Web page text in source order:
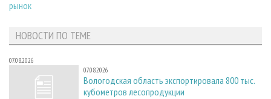
рынок
НОВОСТИ ПО ТЕМЕ
07.08.2026
07.08.2026
Вологодская область экспортировала 800 тыс.
кубометров лесопродукции